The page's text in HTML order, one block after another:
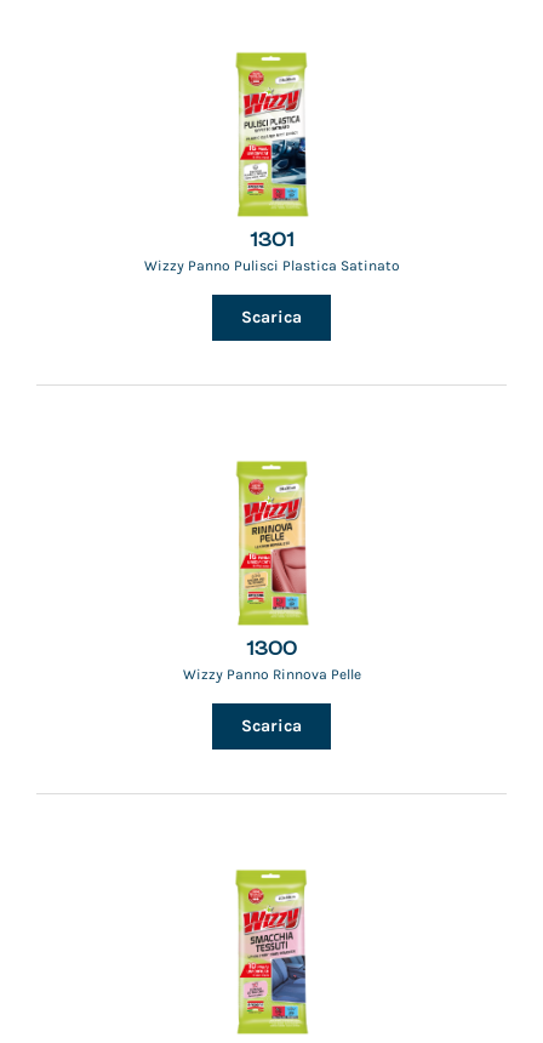
1301
Wizzy Panno Pulisci Plastica Satinato
Scarica
1300
Wizzy Panno Rinnova Pelle
Scarica